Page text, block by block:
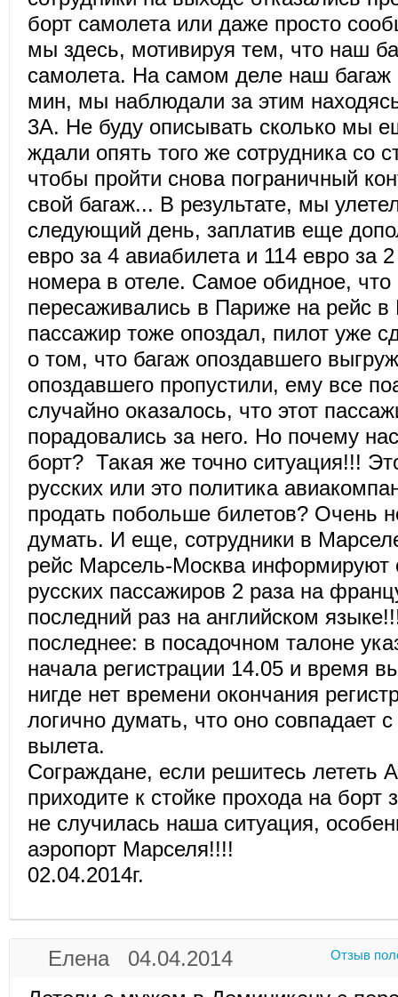
борт самолета или даже просто
мы здесь, мотивируя тем, что наш
самолета. На самом деле наш
мин, мы наблюдали за этим
3А. Не буду описывать сколько мы
ждали опять того же сотрудника со
чтобы пройти снова пограничный
свой багаж... В результате, мы
следующий день, заплатив еще
евро за 4 авиабилета и 114 евро за
номера в отеле. Самое обидное, что
пересаживались в Париже на рейс в
пассажир тоже опоздал, пилот уже
о том, что багаж опоздавшего
опоздавшего пропустили, ему все
случайно оказалось, что этот
порадовались за него. Но почему
борт? Такая же точно ситуация!!!
русских или это политика
продать побольше билетов? Очень
думать. И еще, сотрудники в
рейс Марсель-Москва
русских пассажиров 2 раза на
последний раз на английском
последнее: в посадочном талоне
начала регистрации 14.05 и время
нигде нет времени окончания
логично думать, что оно совпадает
вылета.
Сограждане, если решитесь лететь
приходите к стойке прохода на борт
не случилась наша ситуация,
аэропорт Марселя!!!!
02.04.2014г.
Елена 04.04.2014 Отзыв